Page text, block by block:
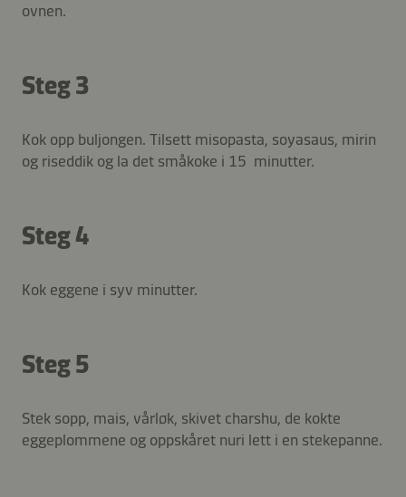
ovnen.
Steg 3
Kok opp buljongen. Tilsett misopasta, soyasaus, mirin
og riseddik og la det småkoke i 15 minutter.
Steg 4
Kok eggene i syv minutter.
Steg 5
Stek sopp, mais, vårløk, skivet charshu, de kokte
eggeplommene og oppskåret nuri lett i en stekepanne.